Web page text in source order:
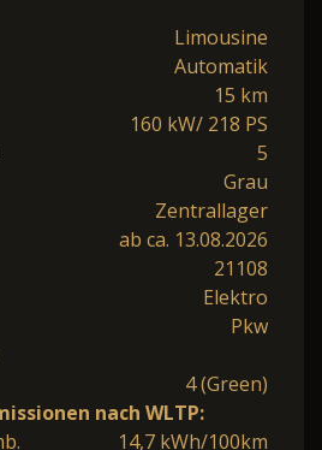
Limousine
Automatik
15 km
160 kW/ 218 PS
5
Grau
Zentrallager
ab ca. 13.08.2026
21108
Elektro
Pkw
4 (Green)
nach WLTP:
14,7 kWh/100km